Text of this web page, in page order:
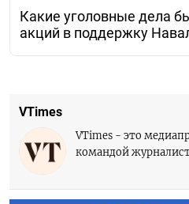
Какие уголовные дела
акций в поддержку
VTimes
VTimes - это
командой